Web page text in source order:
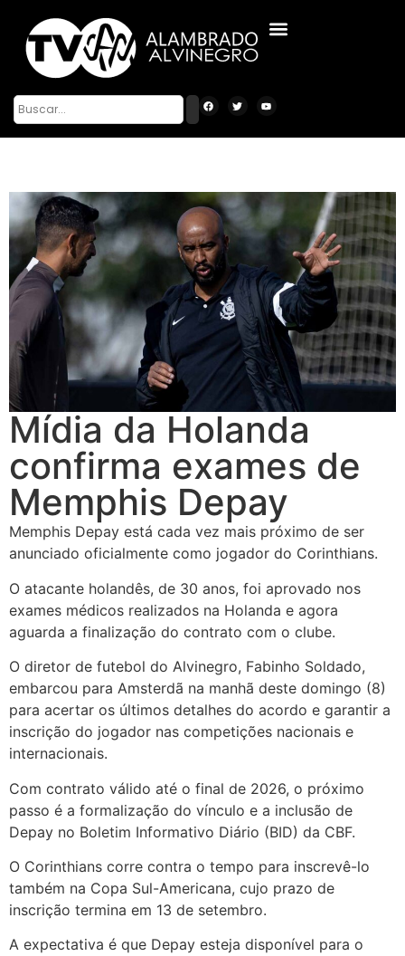
Mídia da Holanda
confirma exames de
Memphis Depay
Memphis Depay está cada vez mais próximo de ser
anunciado oficialmente como jogador do Corinthians.
O atacante holandês, de 30 anos, foi aprovado nos
exames médicos realizados na Holanda e agora
aguarda a finalização do contrato com o clube.
O diretor de futebol do Alvinegro, Fabinho Soldado,
embarcou para Amsterdã na manhã deste domingo (8)
para acertar os últimos detalhes do acordo e garantir a
inscrição do jogador nas competições nacionais e
internacionais.
Com contrato válido até o final de 2026, o próximo
passo é a formalização do vínculo e a inclusão de
Depay no Boletim Informativo Diário (BID) da CBF.
O Corinthians corre contra o tempo para inscrevê-lo
também na Copa Sul-Americana, cujo prazo de
inscrição termina em 13 de setembro.
A expectativa é que Depay esteja disponível para o